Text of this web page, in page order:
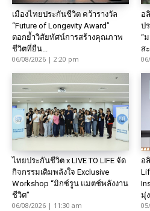
เมืองไทยประกันชีวิต คว้ารางวัล
“Future of Longevity Award”
ตอกย้ำวิสัยทัศน์การสร้างคุณภาพ
ชีวิตที่ยืน...
06/08/2026 | 2:20 pm
อ
ป
“
ส
ไทยประกันชีวิต x LIVE TO LIFE จัด
กิจกรรมเติมพลังใจ Exclusive
Workshop “มิกซ์รูน แมตช์พลังงาน
ชีวิต”
06/08/2026 | 11:30 am
อ
มุ่